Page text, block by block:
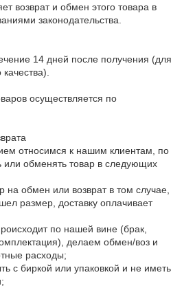
возврат и обмен этого товара в
законодательства.
14 дней после получения (для
осуществляется по
относимся к нашим клиентам, по
или обменять товар в следующих
размер, доставку оплачивает
делаем обмен/воз и
расходы;